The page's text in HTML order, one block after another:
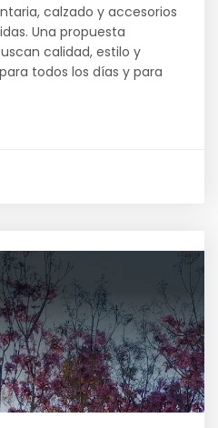
calzado y accesorios
Una propuesta
calidad, estilo y
todos los días y para